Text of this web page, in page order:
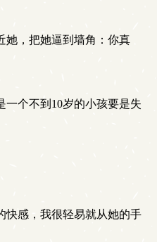
，把她逼到墙角：你真
个不到10岁的小孩要是失
感，我很轻易就从她的手